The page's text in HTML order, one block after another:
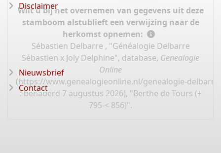
Wilt u bij het overnemen van gegevens uit deze
stamboom alstublieft een verwijzing naar de
herkomst opnemen:
Sébastien Delbarre , "Généalogie Delbarre
Sébastien x Joly Delphine", database, Genealogie
Online
(https://www.genealogieonline.nl/genealogie-
: benaderd 7 augustus 2026), "Berthe de Tours (±
795-< 856)".
Disclaimer
Nieuwsbrief
Contact